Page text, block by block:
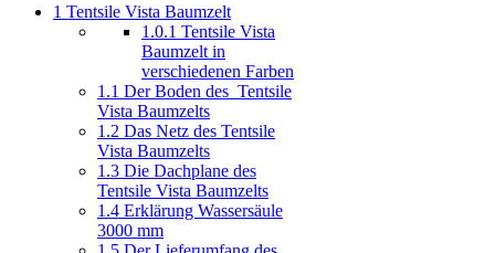
1 Tentsile Vista Baumzelt
1.0.1 Tentsile Vista
Baumzelt in
verschiedenen Farben
1.1 Der Boden des Tentsile
Vista Baumzelts
1.2 Das Netz des Tentsile
Vista Baumzelts
1.3 Die Dachplane des
Tentsile Vista Baumzelts
1.4 Erklärung Wassersäule
3000 mm